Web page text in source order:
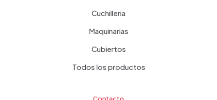
Cuchilleria
Maquinarias
Cubiertos
Todos los productos